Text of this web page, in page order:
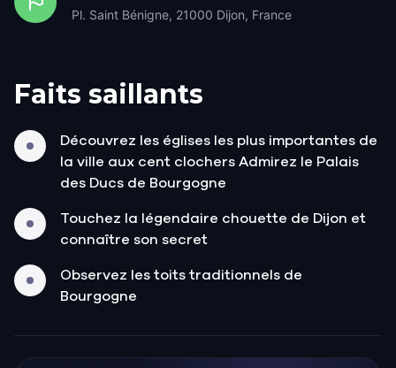
Pl. Saint Bénigne, 21000 Dijon, France
Faits saillants
Découvrez les églises les plus importantes de
la ville aux cent clochers Admirez le Palais
des Ducs de Bourgogne
Touchez la légendaire chouette de Dijon et
connaître son secret
Observez les toits traditionnels de
Bourgogne